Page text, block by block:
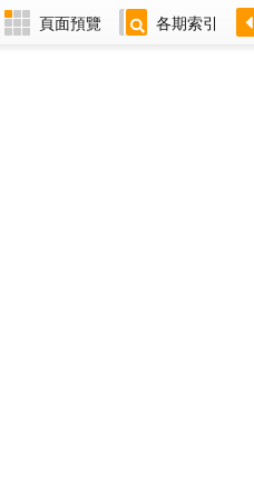
頁面預覽 各期索引